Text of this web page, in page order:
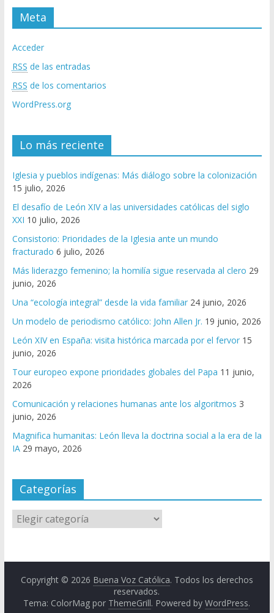
Meta
Acceder
RSS de las entradas
RSS de los comentarios
WordPress.org
Lo más reciente
Iglesia y pueblos indígenas: Más diálogo sobre la colonización
15 julio, 2026
El desafío de León XIV a las universidades católicas del siglo
XXI 10 julio, 2026
Consistorio: Prioridades de la Iglesia ante un mundo
fracturado 6 julio, 2026
Más liderazgo femenino; la homilía sigue reservada al clero 29
junio, 2026
Una “ecología integral” desde la vida familiar 24 junio, 2026
Un modelo de periodismo católico: John Allen Jr. 19 junio, 2026
León XIV en España: visita histórica marcada por el fervor 15
junio, 2026
Tour europeo expone prioridades globales del Papa 11 junio,
2026
Comunicación y relaciones humanas ante los algoritmos 3
junio, 2026
Magnifica humanitas: León lleva la doctrina social a la era de la
IA 29 mayo, 2026
Categorías
Copyright © 2026 Buena Voz Católica. Todos los derechos
reservados.
Tema: ColorMag por ThemeGrill. Powered byWordPress.